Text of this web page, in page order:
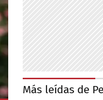
Más leídas de